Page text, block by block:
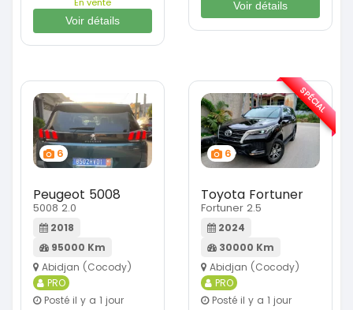
Voir détails
Voir détails
6
Peugeot 5008
5008 2.0
2018
95000 Km
Abidjan (Cocody)
PRO
Posté il y a 1 jour
6
Toyota Fortuner
Fortuner 2.5
2024
30000 Km
Abidjan (Cocody)
PRO
Posté il y a 1 jour
SPÉCIAL